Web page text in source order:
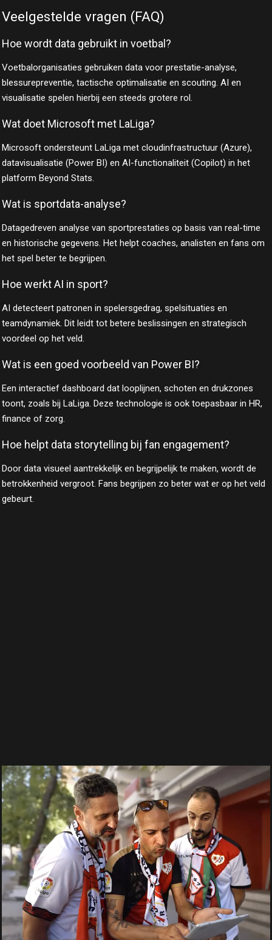
Veelgestelde vragen (FAQ)
Hoe wordt data gebruikt in voetbal?
Voetbalorganisaties gebruiken data voor prestatie-analyse,
blessurepreventie, tactische optimalisatie en scouting. AI en
visualisatie spelen hierbij een steeds grotere rol.
Wat doet Microsoft met LaLiga?
Microsoft ondersteunt LaLiga met cloudinfrastructuur (Azure),
datavisualisatie (Power BI) en AI-functionaliteit (Copilot) in het
platform Beyond Stats.
Wat is sportdata-analyse?
Datagedreven analyse van sportprestaties op basis van real-time
en historische gegevens. Het helpt coaches, analisten en fans om
het spel beter te begrijpen.
Hoe werkt AI in sport?
AI detecteert patronen in spelersgedrag, spelsituaties en
teamdynamiek. Dit leidt tot betere beslissingen en strategisch
voordeel op het veld.
Wat is een goed voorbeeld van Power BI?
Een interactief dashboard dat looplijnen, schoten en drukzones
toont, zoals bij LaLiga. Deze technologie is ook toepasbaar in HR,
finance of zorg.
Hoe helpt data storytelling bij fan engagement?
Door data visueel aantrekkelijk en begrijpelijk te maken, wordt de
betrokkenheid vergroot. Fans begrijpen zo beter wat er op het veld
gebeurt.